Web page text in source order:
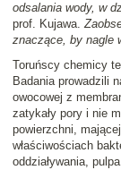
odsalania wody, w
prof. Kujawa.
znaczące, by nagle
Toruńscy chemicy
Badania prowadzili
owocowej z
zatykały pory i nie
powierzchni,
właściwościach
oddziaływania,